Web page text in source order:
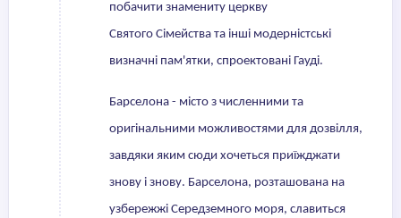
побачити знамениту церкву
Святого Сімейства та інші модерністські
визначні пам'ятки, спроектовані Гауді.
Барселона - місто з численними та
оригінальними можливостями для дозвілля,
завдяки яким сюди хочеться приїжджати
знову і знову. Барселона, розташована на
узбережжі Середземного моря, славиться